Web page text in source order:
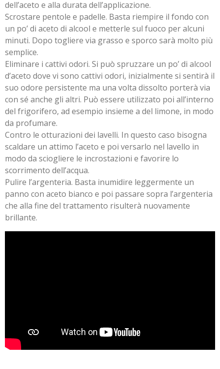
dell’aceto e alla durata dell’applicazione.
Scrostare pentole e padelle. Basta riempire il fondo con
un po’ di aceto di alcool e metterle sul fuoco per alcuni
minuti. Dopo togliere via grasso e sporco sarà molto più
semplice.
Eliminare i cattivi odori. Si può spruzzare un po’ di alcool
d’aceto dove vi sono cattivi odori, inizialmente si sentirà il
suo odore persistente ma una volta dissolto porterà via
con sé anche gli altri. Può essere utilizzato poi all’interno
del frigorifero, ad esempio insieme a del limone, in modo
da profumare.
Contro le otturazioni dei lavelli. In questo caso bisogna
scaldare un attimo l’aceto e poi versarlo nel lavello in
modo da sciogliere le incrostazioni e favorire lo
scorrimento dell’acqua.
Pulire l’argenteria. Basta inumidire leggermente un
panno con aceto bianco e poi passare sopra l’argenteria
che alla fine del trattamento risulterà nuovamente
brillante.